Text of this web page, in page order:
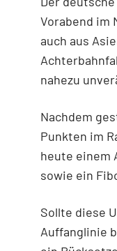
Vorabend im
auch aus
nahezu
Nachdem
Punkten im
heute einem
sowie ein
Sollte diese
Auffanglinie